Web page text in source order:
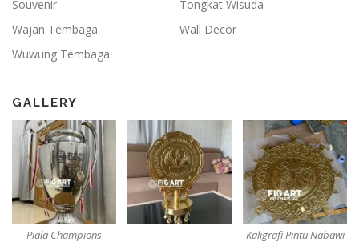
Souvenir
Tongkat Wisuda
Wajan Tembaga
Wall Decor
Wuwung Tembaga
GALLERY
Piala Champions Kaligrafi Pintu Nabawi